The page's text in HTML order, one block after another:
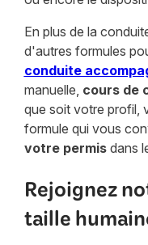
En plus de la
d'autres formules
conduite
manuelle, cours de
que soit votre profil,
formule qui vous
votre permisdans
Rejoignez
taille